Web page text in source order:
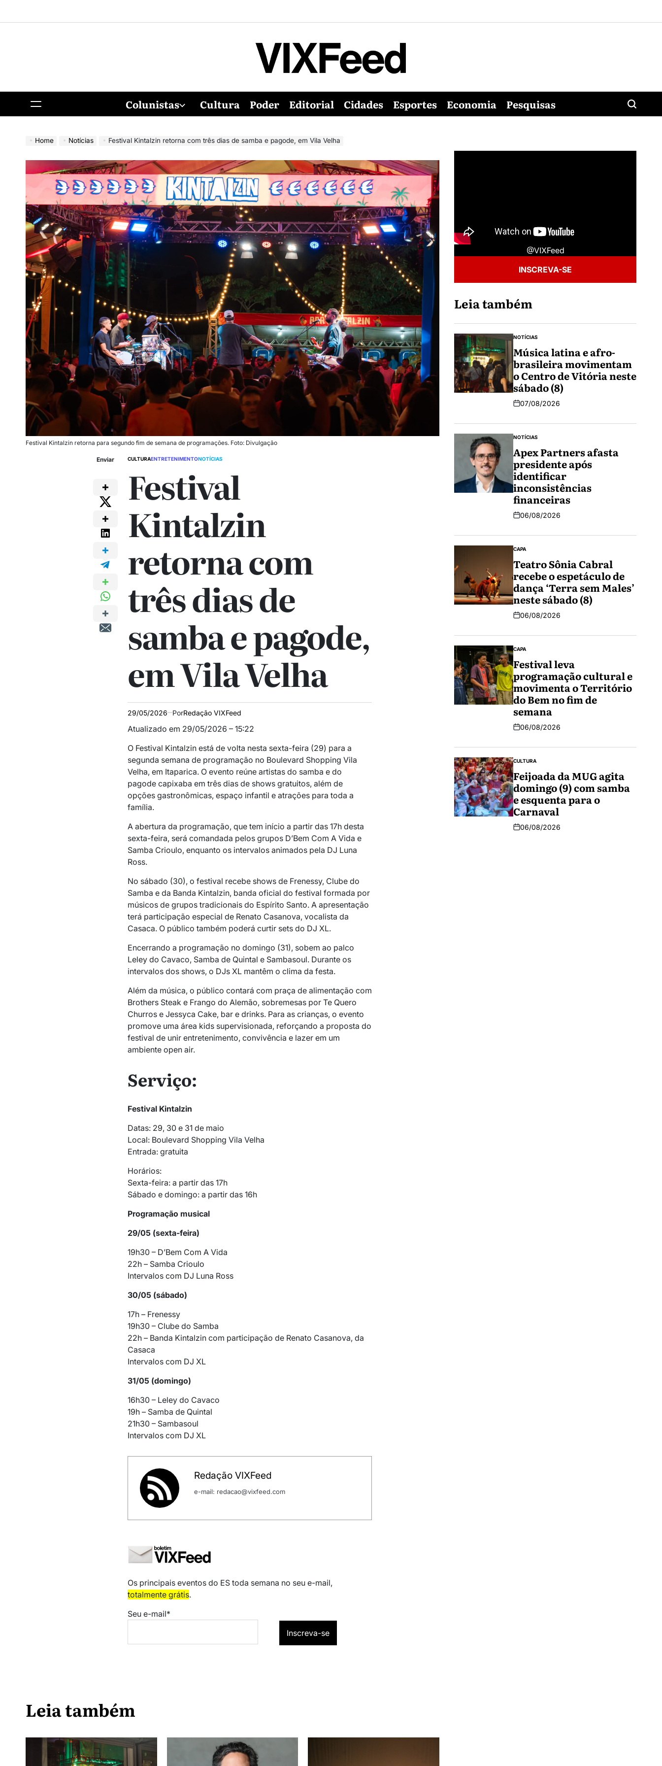
Colunistas Cultura Poder Editorial Cidades Esportes Economia Pesquisas
Home Notícias Festival Kintalzin retorna com três dias de samba e pagode, em Vila Velha
Festival Kintalzin retorna para segundo fim de semana de programações. Foto: Divulgação
Enviar CULTURAENTRETENIMENTONOTÍCIAS
Festival
Kintalzin
retorna com
três dias de
samba e pagode,
em Vila Velha
29/05/2026 PorRedação VIXFeed
Atualizado em 29/05/2026 – 15:22
O Festival Kintalzin está de volta nesta sexta-feira (29) para a
segunda semana de programação no Boulevard Shopping Vila
Velha, em Itaparica. O evento reúne artistas do samba e do
pagode capixaba em três dias de shows gratuitos, além de
opções gastronômicas, espaço infantil e atrações para toda a
família.
A abertura da programação, que tem início a partir das 17h desta
sexta-feira, será comandada pelos grupos D’Bem Com A Vida e
Samba Crioulo, enquanto os intervalos animados pela DJ Luna
Ross.
No sábado (30), o festival recebe shows de Frenessy, Clube do
Samba e da Banda Kintalzin, banda oficial do festival formada por
músicos de grupos tradicionais do Espírito Santo. A apresentação
terá participação especial de Renato Casanova, vocalista da
Casaca. O público também poderá curtir sets do DJ XL.
Encerrando a programação no domingo (31), sobem ao palco
Leley do Cavaco, Samba de Quintal e Sambasoul. Durante os
intervalos dos shows, o DJs XL mantêm o clima da festa.
Além da música, o público contará com praça de alimentação com
Brothers Steak e Frango do Alemão, sobremesas por Te Quero
Churros e Jessyca Cake, bar e drinks. Para as crianças, o evento
promove uma área kids supervisionada, reforçando a proposta do
festival de unir entretenimento, convivência e lazer em um
ambiente open air.
Serviço:
Festival Kintalzin
Datas: 29, 30 e 31 de maio
Local: Boulevard Shopping Vila Velha
Entrada: gratuita
Horários:
Sexta-feira: a partir das 17h
Sábado e domingo: a partir das 16h
Programação musical
29/05 (sexta-feira)
19h30 – D’Bem Com A Vida
22h – Samba Crioulo
Intervalos com DJ Luna Ross
30/05 (sábado)
17h – Frenessy
19h30 – Clube do Samba
22h – Banda Kintalzin com participação de Renato Casanova, da
Casaca
Intervalos com DJ XL
31/05 (domingo)
16h30 – Leley do Cavaco
19h – Samba de Quintal
21h30 – Sambasoul
Intervalos com DJ XL
Redação VIXFeed
e-mail: redacao@vixfeed.com
Os principais eventos do ES toda semana no seu e-mail,
totalmente grátis.
Seu e-mail*
Leia também
@VIXFeed
INSCREVA-SE
Leia também
NOTÍCIAS
Música latina e afro-
brasileira movimentam
o Centro de Vitória neste
sábado (8)
07/08/2026
NOTÍCIAS
Apex Partners afasta
presidente após
identificar
inconsistências
financeiras
06/08/2026
CAPA
Teatro Sônia Cabral
recebe o espetáculo de
dança ‘Terra sem Males’
neste sábado (8)
06/08/2026
CAPA
Festival leva
programação cultural e
movimenta o Território
do Bem no fim de
semana
06/08/2026
CULTURA
Feijoada da MUG agita
domingo (9) com samba
e esquenta para o
Carnaval
06/08/2026